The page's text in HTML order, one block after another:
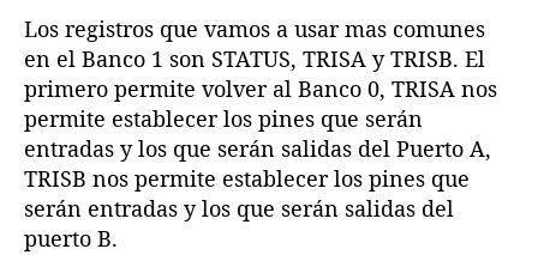
Los registros que vamos a usar mas comunes
en el Banco 1 son STATUS, TRISA y TRISB. El
primero permite volver al Banco 0, TRISA nos
permite establecer los pines que serán
entradas y los que serán salidas del Puerto A,
TRISB nos permite establecer los pines que
serán entradas y los que serán salidas del
puerto B.